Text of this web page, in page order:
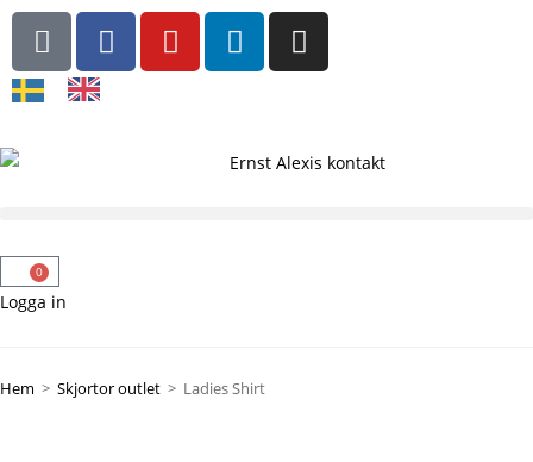
0
Logga in
Hem > Skjortor outlet > Ladies Shirt